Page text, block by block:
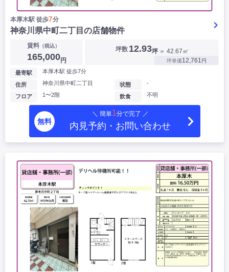
本厚木駅 徒歩7分
神奈川県中町二丁目の店舗物件
賃料（税込）
165,000円
坪数 12.93坪 ＝ 42.67㎡
坪単価12,761円
最寄駅 本厚木駅 徒歩7分
住所 神奈川県中町二丁目
フロア 1〜2階
状態 -
飲食 不明
無料
＼ 簡単1分で完了 ／
内見予約・お問い合わせ